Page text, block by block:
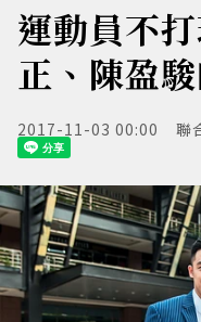
運動員不
正、陳盈
2017-11-03 00:00 聯